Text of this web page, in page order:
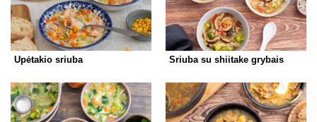
Upėtakio sriuba Sriuba su shiitake grybais